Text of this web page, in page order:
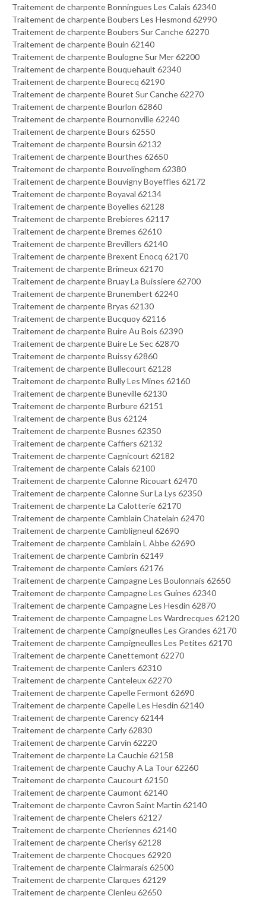
Traitement de charpente Bonningues Les Calais 62340
Traitement de charpente Boubers Les Hesmond 62990
Traitement de charpente Boubers Sur Canche 62270
Traitement de charpente Bouin 62140
Traitement de charpente Boulogne Sur Mer 62200
Traitement de charpente Bouquehault 62340
Traitement de charpente Bourecq 62190
Traitement de charpente Bouret Sur Canche 62270
Traitement de charpente Bourlon 62860
Traitement de charpente Bournonville 62240
Traitement de charpente Bours 62550
Traitement de charpente Boursin 62132
Traitement de charpente Bourthes 62650
Traitement de charpente Bouvelinghem 62380
Traitement de charpente Bouvigny Boyeffles 62172
Traitement de charpente Boyaval 62134
Traitement de charpente Boyelles 62128
Traitement de charpente Brebieres 62117
Traitement de charpente Bremes 62610
Traitement de charpente Brevillers 62140
Traitement de charpente Brexent Enocq 62170
Traitement de charpente Brimeux 62170
Traitement de charpente Bruay La Buissiere 62700
Traitement de charpente Brunembert 62240
Traitement de charpente Bryas 62130
Traitement de charpente Bucquoy 62116
Traitement de charpente Buire Au Bois 62390
Traitement de charpente Buire Le Sec 62870
Traitement de charpente Buissy 62860
Traitement de charpente Bullecourt 62128
Traitement de charpente Bully Les Mines 62160
Traitement de charpente Buneville 62130
Traitement de charpente Burbure 62151
Traitement de charpente Bus 62124
Traitement de charpente Busnes 62350
Traitement de charpente Caffiers 62132
Traitement de charpente Cagnicourt 62182
Traitement de charpente Calais 62100
Traitement de charpente Calonne Ricouart 62470
Traitement de charpente Calonne Sur La Lys 62350
Traitement de charpente La Calotterie 62170
Traitement de charpente Camblain Chatelain 62470
Traitement de charpente Cambligneul 62690
Traitement de charpente Camblain L Abbe 62690
Traitement de charpente Cambrin 62149
Traitement de charpente Camiers 62176
Traitement de charpente Campagne Les Boulonnais 62650
Traitement de charpente Campagne Les Guines 62340
Traitement de charpente Campagne Les Hesdin 62870
Traitement de charpente Campagne Les Wardrecques 62120
Traitement de charpente Campigneulles Les Grandes 62170
Traitement de charpente Campigneulles Les Petites 62170
Traitement de charpente Canettemont 62270
Traitement de charpente Canlers 62310
Traitement de charpente Canteleux 62270
Traitement de charpente Capelle Fermont 62690
Traitement de charpente Capelle Les Hesdin 62140
Traitement de charpente Carency 62144
Traitement de charpente Carly 62830
Traitement de charpente Carvin 62220
Traitement de charpente La Cauchie 62158
Traitement de charpente Cauchy A La Tour 62260
Traitement de charpente Caucourt 62150
Traitement de charpente Caumont 62140
Traitement de charpente Cavron Saint Martin 62140
Traitement de charpente Chelers 62127
Traitement de charpente Cheriennes 62140
Traitement de charpente Cherisy 62128
Traitement de charpente Chocques 62920
Traitement de charpente Clairmarais 62500
Traitement de charpente Clarques 62129
Traitement de charpente Clenleu 62650